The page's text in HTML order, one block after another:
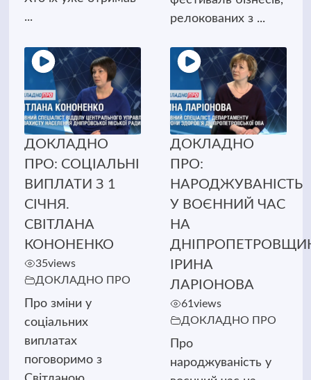
...
релокованих з ...
ДОКЛАДНО
ПРО: СОЦІАЛЬНІ
ВИПЛАТИ З 1
СІЧНЯ.
СВІТЛАНА
КОНОНЕНКО
35views
ДОКЛАДНО ПРО
Про зміни у
соціальних
виплатах
поговоримо з
ДОКЛАДНО
ПРО:
НАРОДЖУВАНІСТЬ
У ВОЄННИЙ ЧАС
НА
ІРИНА
ЛАРІОНОВА
61 views
ДОКЛАДНО ПРО
Про
народжуваність у